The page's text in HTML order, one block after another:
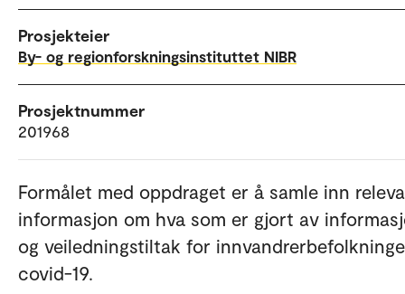
Prosjekteier
By- og regionforskningsinstituttet NIBR
Prosjektnummer
201968
Formålet med oppdraget er å samle inn
informasjon om hva som er gjort av
og veiledningstiltak for
covid-19.